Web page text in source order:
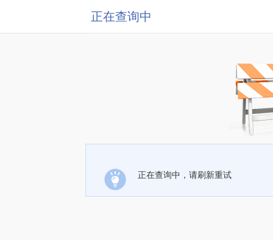
正在查询中
正在查询中，请刷新重试